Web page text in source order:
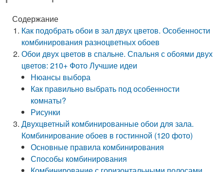
Содержание
Как подобрать обои в зал двух цветов. Особенности
комбинирования разноцветных обоев
Обои двух цветов в спальне. Спальня с обоями двух
цветов: 210+ Фото Лучшие идеи
Нюансы выбора
Как правильно выбрать под особенности
комнаты?
Рисунки
Двухцветный комбинированные обои для зала.
Комбинирование обоев в гостинной (120 фото)
Основные правила комбинирования
Способы комбинирования